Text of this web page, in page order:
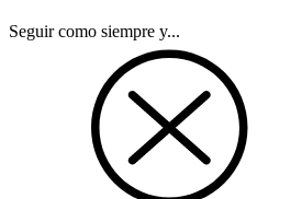
Seguir como siempre y...